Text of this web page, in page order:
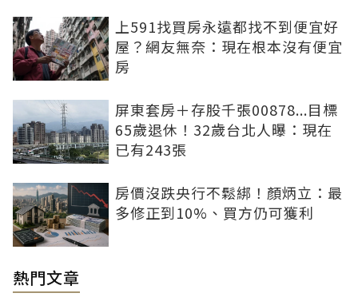
上591找買房永遠都找不到便宜好
屋？網友無奈：現在根本沒有便宜
房
屏東套房＋存股千張00878...目標
65歲退休！32歲台北人曝：現在
已有243張
房價沒跌央行不鬆綁！顏炳立：最
多修正到10%、買方仍可獲利
熱門文章